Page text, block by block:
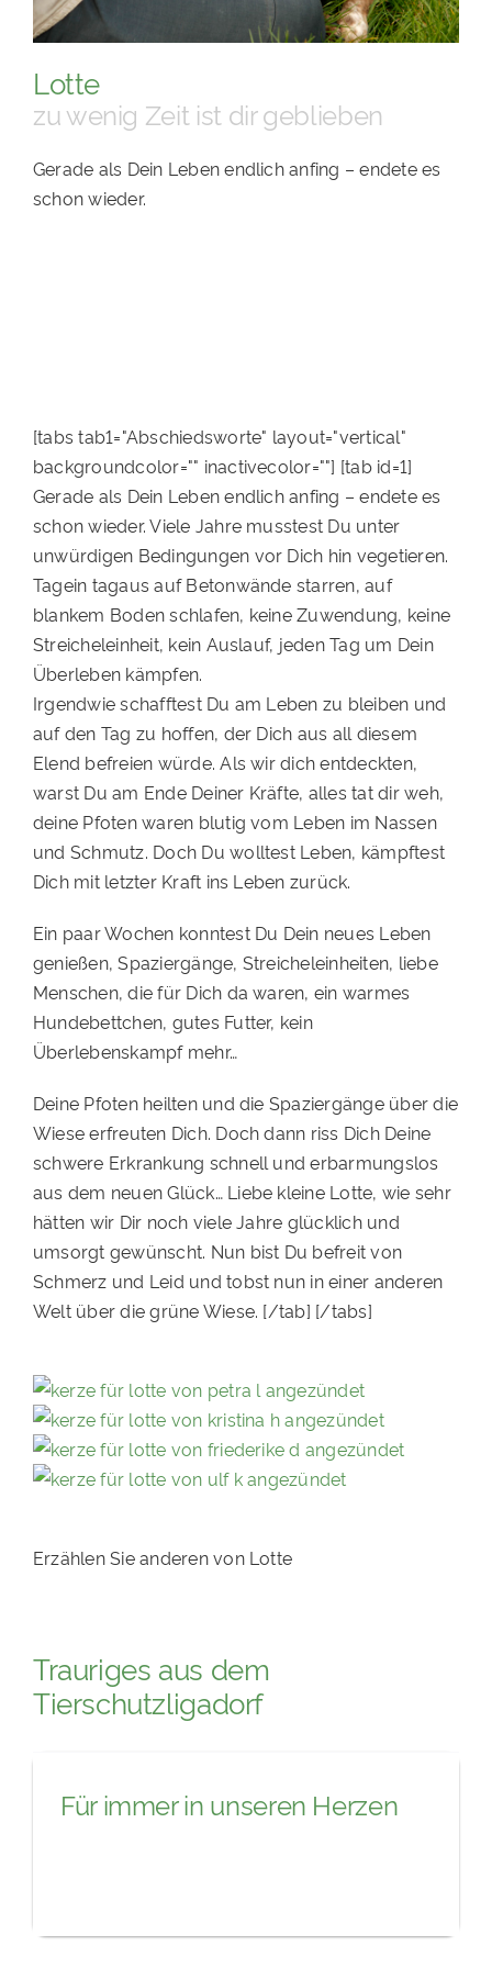
PATENSCHAFTEN
HELFER WERDEN
RATGEBER
Lotte
zu wenig Zeit ist dir geblieben
Gerade als Dein Leben endlich anfing – endete es
schon wieder.
[tabs tab1="Abschiedsworte" layout="vertical"
backgroundcolor="" inactivecolor=""] [tab id=1]
Gerade als Dein Leben endlich anfing – endete es
schon wieder. Viele Jahre musstest Du unter
unwürdigen Bedingungen vor Dich hin vegetieren.
Tagein tagaus auf Betonwände starren, auf
blankem Boden schlafen, keine Zuwendung, keine
Streicheleinheit, kein Auslauf, jeden Tag um Dein
Überleben kämpfen.
Irgendwie schafftest Du am Leben zu bleiben und
auf den Tag zu hoffen, der Dich aus all diesem
Elend befreien würde. Als wir dich entdeckten,
warst Du am Ende Deiner Kräfte, alles tat dir weh,
deine Pfoten waren blutig vom Leben im Nassen
und Schmutz. Doch Du wolltest Leben, kämpftest
Dich mit letzter Kraft ins Leben zurück.
Ein paar Wochen konntest Du Dein neues Leben
genießen, Spaziergänge, Streicheleinheiten, liebe
Menschen, die für Dich da waren, ein warmes
Hundebettchen, gutes Futter, kein
Überlebenskampf mehr…
Deine Pfoten heilten und die Spaziergänge über die
Wiese erfreuten Dich. Doch dann riss Dich Deine
schwere Erkrankung schnell und erbarmungslos
aus dem neuen Glück… Liebe kleine Lotte, wie sehr
hätten wir Dir noch viele Jahre glücklich und
umsorgt gewünscht. Nun bist Du befreit von
Schmerz und Leid und tobst nun in einer anderen
Welt über die grüne Wiese. [/tab] [/tabs]
Erzählen Sie anderen von Lotte
Trauriges aus dem
Tierschutzligadorf
Für immer in unseren Herzen